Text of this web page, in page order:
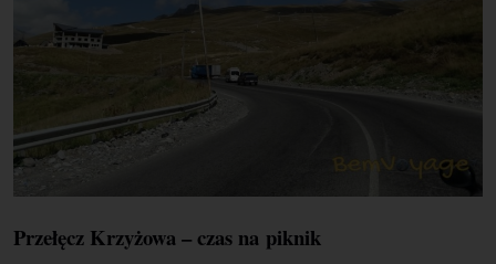
Przełęcz Krzyżowa – czas na piknik